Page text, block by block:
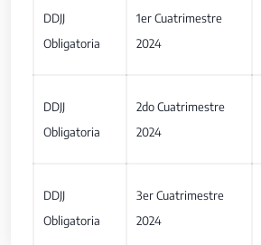
DDJJ
Obligatoria
1er Cuatrimestre
2024
DDJJ
Obligatoria
2do Cuatrimestre
2024
DDJJ
Obligatoria
3er Cuatrimestre
2024